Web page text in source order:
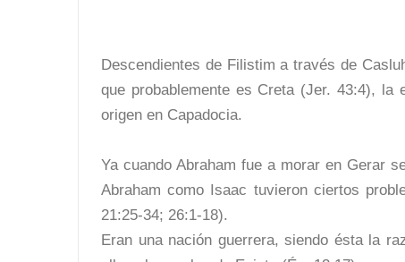
Descendientes de Filistim a través de
que probablemente es Creta (Jer. 43:4),
origen en Capadocia.
Ya cuando Abraham fue a morar en Gerar
Abraham como Isaac tuvieron ciertos
21:25-34; 26:1-18).
Eran una nación guerrera, siendo ésta la